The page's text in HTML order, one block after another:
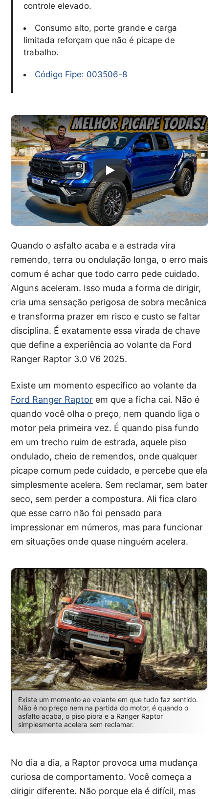
controle elevado.
Consumo alto, porte grande e carga
limitada reforçam que não é picape de
trabalho.
Código Fipe: 003506-8
Quando o asfalto acaba e a estrada vira
remendo, terra ou ondulação longa, o erro mais
comum é achar que todo carro pede cuidado.
Alguns aceleram. Isso muda a forma de dirigir,
cria uma sensação perigosa de sobra mecânica
e transforma prazer em risco e custo se faltar
disciplina. É exatamente essa virada de chave
que define a experiência ao volante da Ford
Ranger Raptor 3.0 V6 2025.
Existe um momento específico ao volante da
Ford Ranger Raptor em que a ficha cai. Não é
quando você olha o preço, nem quando liga o
motor pela primeira vez. É quando pisa fundo
em um trecho ruim de estrada, aquele piso
ondulado, cheio de remendos, onde qualquer
picape comum pede cuidado, e percebe que ela
simplesmente acelera. Sem reclamar, sem bater
seco, sem perder a compostura. Ali fica claro
que esse carro não foi pensado para
impressionar em números, mas para funcionar
em situações onde quase ninguém acelera.
Existe um momento ao volante em que tudo faz sentido.
Não é no preço nem na partida do motor, é quando o
asfalto acaba, o piso piora e a Ranger Raptor
simplesmente acelera sem reclamar.
No dia a dia, a Raptor provoca uma mudança
curiosa de comportamento. Você começa a
dirigir diferente. Não porque ela é difícil, mas